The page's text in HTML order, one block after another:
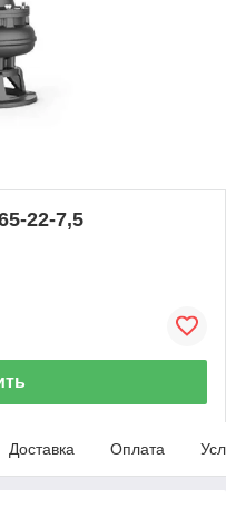
22-7,5
Доставка Оплата